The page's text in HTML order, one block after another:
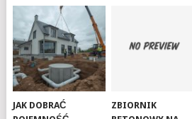
JAK DOBRAĆ
ZBIORNIK